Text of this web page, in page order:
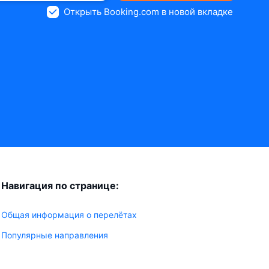
Открыть Booking.com в новой вкладке
Навигация по странице:
Общая информация о перелётах
Популярные направления